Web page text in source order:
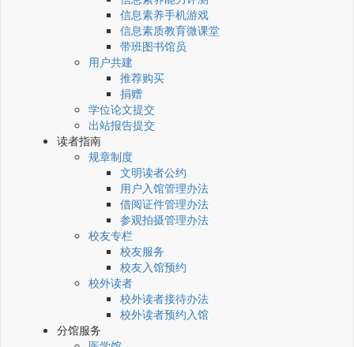
信息素养手机游戏
信息素质教育微课堂
带班图书馆员
用户共建
推荐购买
捐赠
学位论文提交
出站报告提交
读者指南
规章制度
文明读者公约
用户入馆管理办法
借阅证件管理办法
参观拍摄管理办法
校友专栏
校友服务
校友入馆预约
校外读者
校外读者接待办法
校外读者预约入馆
分馆服务